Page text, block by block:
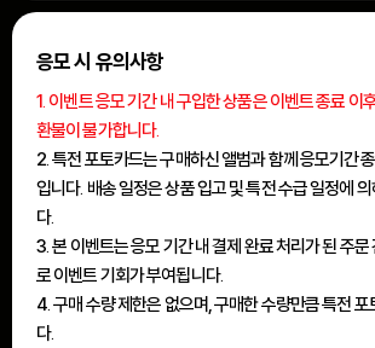
응모 시 유의사항
1. 이벤트 응모 기간 내 구입한 상품은 이벤트 종료 이
환불이 불가합니다.
2. 특전 포토카드는 구매하신 앨범과 함께 응모기간
입니다. 배송 일정은 상품 입고 및 특전 수급 일정에
다.
3. 본 이벤트는 응모 기간 내 결제 완료 처리가 된 주
로 이벤트 기회가 부여됩니다.
4. 구매 수량 제한은 없으며, 구매한 수량만큼 특전
다.